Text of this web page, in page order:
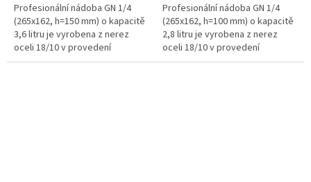
Profesionální nádoba GN 1/4
(265x162, h=150 mm) o kapacitě
3,6 litru je vyrobena z nerez
oceli 18/10 v provedení
economic. Gastronádoba je
Profesionální nádoba GN 1/4
(265x162, h=100 mm) o kapacitě
2,8 litru je vyrobena z nerez
oceli 18/10 v provedení
economic. Gastronádoba je